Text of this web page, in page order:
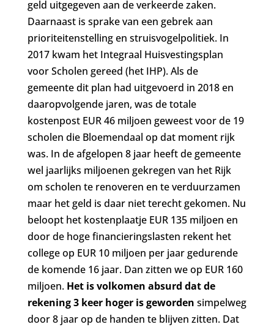
geld uitgegeven aan de verkeerde zaken.
Daarnaast is sprake van een gebrek aan
prioriteitenstelling en struisvogelpolitiek. In
2017 kwam het Integraal Huisvestingsplan
voor Scholen gereed (het IHP). Als de
gemeente dit plan had uitgevoerd in 2018 en
daaropvolgende jaren, was de totale
kostenpost EUR 46 miljoen geweest voor de 19
scholen die Bloemendaal op dat moment rijk
was. In de afgelopen 8 jaar heeft de gemeente
wel jaarlijks miljoenen gekregen van het Rijk
om scholen te renoveren en te verduurzamen
maar het geld is daar niet terecht gekomen. Nu
beloopt het kostenplaatje EUR 135 miljoen en
door de hoge financieringslasten rekent het
college op EUR 10 miljoen per jaar gedurende
de komende 16 jaar. Dan zitten we op EUR 160
miljoen. Het is volkomen absurd dat de
rekening 3 keer hoger is geworden simpelweg
door 8 jaar op de handen te blijven zitten. Dat